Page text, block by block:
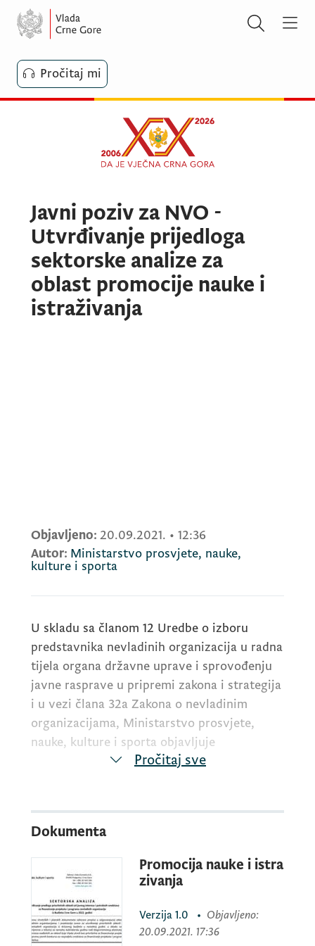
Pročitaj mi
Javni poziv za NVO -
Utvrđivanje prijedloga
sektorske analize za
oblast promocije nauke i
istraživanja
Objavljeno: 20.09.2021. • 12:36
Autor: Ministarstvo prosvjete, nauke,
kulture i sporta
U skladu sa članom 12 Uredbe o izboru
predstavnika nevladinih organizacija u radna
tijela organa državne uprave i sprovođenju
javne rasprave u pripremi zakona i strategija
i u vezi člana 32a Zakona o nevladinim
organizacijama, Ministarstvo prosvjete,
nauke, kulture i sporta objavljuje
za konsultacije u cilju utvrđivanja prijedloga
prioritetnih oblasti od javnog interesa i
potrebnih sredstava za finansiranje
projekata i programa nevladinih organizacija
iz državnog budžeta u 2022. godini za
Pročitaj sve
Dokumenta
Promocija nauke i istra
zivanja
Verzija 1.0 • Objavljeno:
20.09.2021. 17:36